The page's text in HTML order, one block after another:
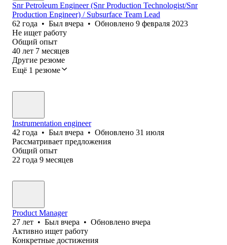
Snr Petroleum Engineer (Snr Production Technologist/Snr
Production Engineer) / Subsurface Team Lead
62 года • Был вчера • Обновлено 9 февраля 2023
Не ищет работу
Общий опыт
40 лет 7 месяцев
Другие резюме
Ещё 1 резюме
Instrumentation engineer
42 года • Был вчера • Обновлено 31 июля
Рассматривает предложения
Общий опыт
22 года 9 месяцев
Product Manager
27 лет • Был вчера • Обновлено вчера
Активно ищет работу
Конкретные достижения